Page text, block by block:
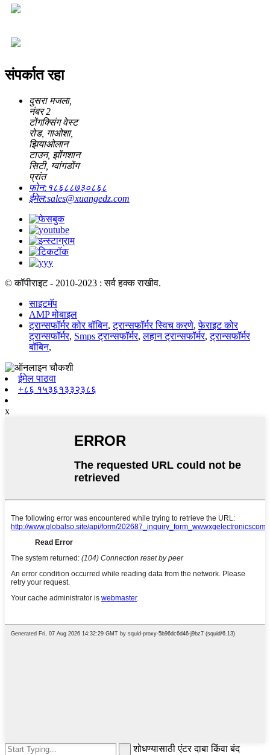
संपर्कात रहा
दुसरा मजला,
नंबर 2
टोंगक्सिंग वेस्ट
रोड, गाओशा,
झियाओलान
टाउन, झोंगशान
सिटी, ग्वांगडोंग
प्रांत
फोन: १८६८८७३०८६८
ईमेल:sales@xuangedz.com
© कॉपीराइट - 2010-2023 : सर्व हक्क राखीव.
साइटमॅप
AMP मोबाइल
ट्रान्सफॉर्मर कोर बॉबिन,ट्रान्सफॉर्मर स्विच करणे,फेराइट कोर
ट्रान्सफॉर्मर, Smps ट्रान्सफॉर्मर,लहान ट्रान्सफॉर्मर,ट्रान्सफॉर्मर
बॉबिन,
ईमेल पाठवा
+८६ १५३६१३३२३८६
x
शोधण्यासाठी एंटर दाबा किंवा बंद